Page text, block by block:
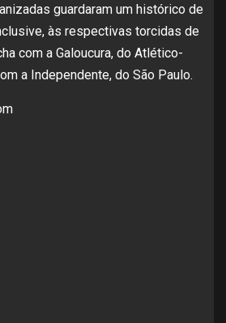
guardaram um histórico de
às respectivas torcidas de
com a Galoucura, do Atlético-
a Independente, do São Paulo.